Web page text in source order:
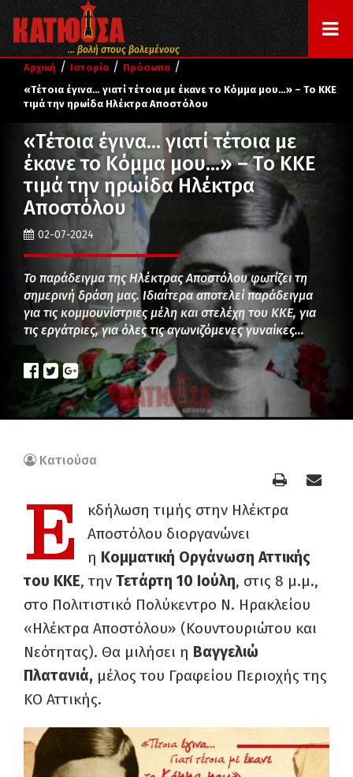
... βολή στους βολεμένους
Αρχική / Ιστορία / Πρόσωπα /
«Τέτοια έγινα… γιατί τέτοια με έκανε το Κόμμα μου…» – Το ΚΚΕ
τιμά την ηρωίδα Ηλέκτρα Αποστόλου
«Τέτοια έγινα… γιατί τέτοια με
έκανε το Κόμμα μου…» – Το ΚΚΕ
τιμά την ηρωίδα Ηλέκτρα
Αποστόλου
02-07-2024
Το παράδειγμα της Ηλέκτρας Αποστόλου φωτίζει τη
σημερινή δράση μας. Ιδιαίτερα αποτελεί παράδειγμα
για τις κομμουνίστριες μέλη και στελέχη του ΚΚΕ, για
τις εργάτριες, για όλες τις αγωνιζόμενες γυναίκες…
Κατιούσα
Ε
κδήλωση τιμής στην Ηλέκτρα
Αποστόλου διοργανώνει
η Κομματική Οργάνωση Αττικής
του ΚΚΕ, την Τετάρτη 10 Ιούλη, στις 8 μ.μ.,
στο Πολιτιστικό Πολύκεντρο Ν. Ηρακλείου
«Ηλέκτρα Αποστόλου» (Κουντουριώτου και
Νεότητας). Θα μιλήσει η Βαγγελιώ
Πλατανιά, μέλος του Γραφείου Περιοχής της
ΚΟ Αττικής.